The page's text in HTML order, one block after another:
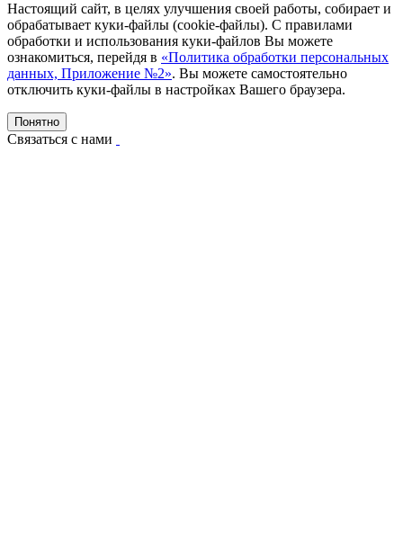
Настоящий сайт, в целях улучшения своей работы, собирает и
обрабатывает куки-файлы (cookie-файлы). С правилами
обработки и использования куки-файлов Вы можете
ознакомиться, перейдя в «Политика обработки персональных
данных, Приложение №2». Вы можете самостоятельно
отключить куки-файлы в настройках Вашего браузера.
Понятно
Связаться с нами